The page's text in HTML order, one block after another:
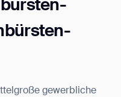
gewerbliche